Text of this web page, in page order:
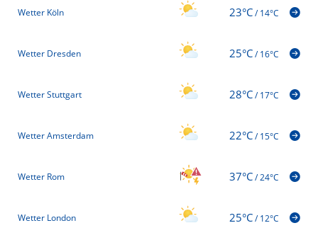
Wetter Köln 23°C/14°C
Wetter Dresden 25°C/16°C
Wetter Stuttgart 28°C/17°C
Wetter Amsterdam 22°C/15°C
Wetter Rom 37°C/24°C
Wetter London 25°C/12°C